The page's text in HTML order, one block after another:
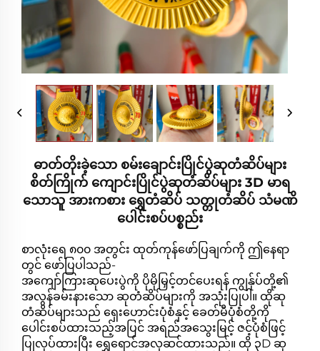
ဓာတ်တိုးခဲ့သော စမ်းချောင်းပြိုင်ပွဲဆုတံဆိပ်များ
စိတ်ကြိုက် ကျောင်းပြိုင်ပွဲဆုတံဆိပ်များ 3D မာရ
သောသူ အားကစား ရွှေတံဆိပ် သတ္တုတံဆိပ် သံမဏိ
ပေါင်းစပ်ပစ္စည်း
စာလုံးရေ ၈၀၀ အတွင်း ထုတ်ကုန်ဖော်ပြချက်ကို ဤနေရာ
တွင် ဖော်ပြပါသည်-
အကျော်ကြားဆုပေးပွဲကို ပိုမိုမြှင့်တင်ပေးရန် ကျွန်ုပ်တို့၏
အလွန်ခမ်းနားသော ဆုတံဆိပ်များကို အသုံးပြုပါ။ ထိုဆု
တံဆိပ်များသည် ရှေးဟောင်းပုံစံနှင့် ခေတ်မီပုံစံတို့ကို
ပေါင်းစပ်ထားသည့်အပြင် အရည်အသွေးမြင့် ဇင့်ပုံစံဖြင့်
ပြုလုပ်ထားပြီး ရွှေရောင်အလှဆင်ထားသည်။ ထို ၃D ဆု